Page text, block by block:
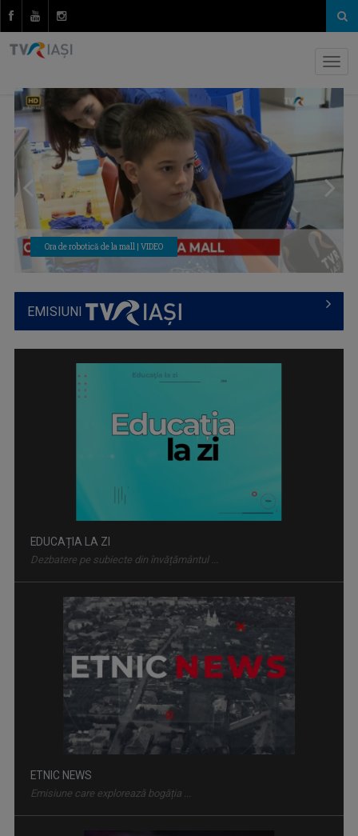
Lumini în întuneric | VIDEO
EMISIUNI
Dezbatere pe subiecte din învățământul ...
Emisiune care explorează bogăția ...